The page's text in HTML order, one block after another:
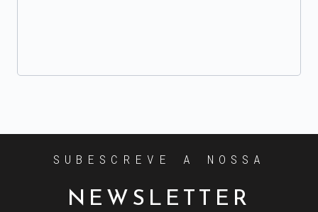
SUBESCREVE A NOSSA
NEWSLETTER